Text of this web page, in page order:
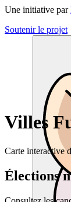
Une initiative par
Soutenir le projet
Villes
Carte interactive
Élections